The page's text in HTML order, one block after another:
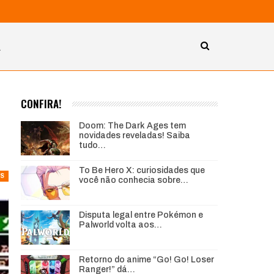
CONFIRA!
Doom: The Dark Ages tem
novidades reveladas! Saiba
tudo…
To Be Hero X: curiosidades que
você não conhecia sobre…
Disputa legal entre Pokémon e
Palworld volta aos…
Retorno do anime “Go! Go! Loser
Ranger!” dá…